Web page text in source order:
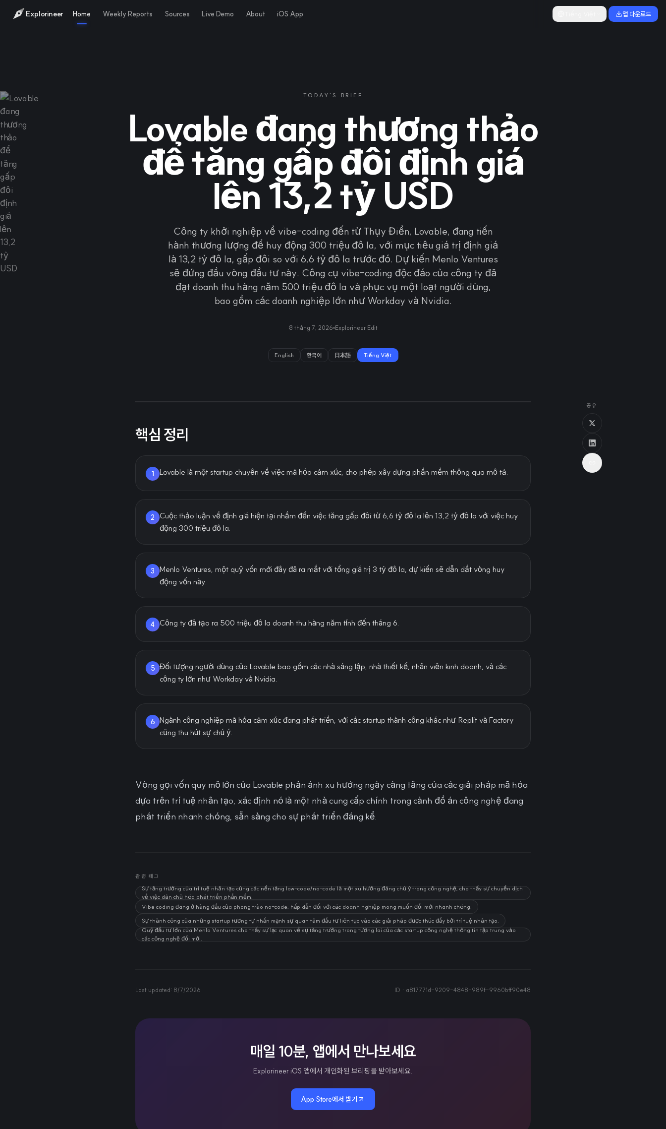
Explorineer Home Weekly Reports Sources Live Demo About iOS App 앱 다운로드
TODAY'S BRIEF
Lovable đang thương thảo
để tăng gấp đôi định giá
lên 13,2 tỷ USD
Công ty khởi nghiệp về vibe-coding đến từ Thụy Điển, Lovable, đang tiến
hành thương lượng để huy động 300 triệu đô la, với mục tiêu giá trị định giá
là 13,2 tỷ đô la, gấp đôi so với 6,6 tỷ đô la trước đó. Dự kiến Menlo Ventures
sẽ đứng đầu vòng đầu tư này. Công cụ vibe-coding độc đáo của công ty đã
đạt doanh thu hàng năm 500 triệu đô la và phục vụ một loạt người dùng,
bao gồm các doanh nghiệp lớn như Workday và Nvidia.
8 tháng 7, 2026 Explorineer Edit
English 한국어 日本語 Tiếng Việt
핵심 정리
1 Lovable là một startup chuyên về việc mã hóa cảm xúc, cho phép xây dựng phần mềm thông qua mô tả.
2
Cuộc thảo luận về định giá hiện tại nhắm đến việc tăng gấp đôi từ 6,6 tỷ đô la lên 13,2 tỷ đô la với việc huy
động 300 triệu đô la.
3
Menlo Ventures, một quỹ vốn mới đây đã ra mắt với tổng giá trị 3 tỷ đô la, dự kiến sẽ dẫn dắt vòng huy
động vốn này.
4 Công ty đã tạo ra 500 triệu đô la doanh thu hàng năm tính đến tháng 6.
5 Đối tượng người dùng của Lovable bao gồm các nhà sáng lập, nhà thiết kế, nhân viên kinh doanh, và các
công ty lớn như Workday và Nvidia.
6 Ngành công nghiệp mã hóa cảm xúc đang phát triển, với các startup thành công khác như Replit và Factory
cũng thu hút sự chú ý.
Vòng gọi vốn quy mô lớn của Lovable phản ánh xu hướng ngày càng tăng của các giải pháp mã hóa
dựa trên trí tuệ nhân tạo, xác định nó là một nhà cung cấp chính trong cảnh đồ án công nghệ đang
phát triển nhanh chóng, sẵn sàng cho sự phát triển đáng kể.
관련 태그
Sự tăng trưởng của trí tuệ nhân tạo cùng các nền tảng low-code/no-code là một xu hướng đáng chú ý trong công nghệ, cho thấy sự chuyển dịch
về việc dân chủ hóa phát triển phần mềm.
Vibe coding đang ở hàng đầu của phong trào no-code, hấp dẫn đối với các doanh nghiệp mong muốn đổi mới nhanh chóng.
Sự thành công của những startup tương tự nhấn mạnh sự quan tâm đầu tư liên tục vào các giải pháp được thúc đẩy bởi trí tuệ nhân tạo.
Quỹ đầu tư lớn của Menlo Ventures cho thấy sự lạc quan về sự tăng trưởng trong tương lai của các startup công nghệ thông tin tập trung vào
các công nghệ đổi mới.
Last updated: 8/7/2026 ID · a817771d-9209-4848-989f-9960bff90e48
매일 10분, 앱에서 만나보세요
Explorineer iOS 앱에서 개인화된 브리핑을 받아보세요.
App Store에서 받기
공유